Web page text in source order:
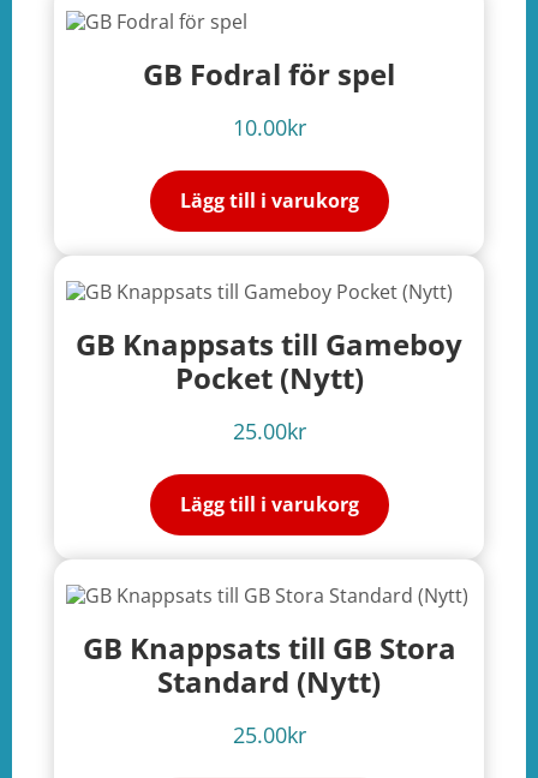
GB Fodral för spel
10.00kr
Lägg till i varukorg
GB Knappsats till Gameboy
Pocket (Nytt)
25.00kr
Lägg till i varukorg
GB Knappsats till GB Stora
Standard (Nytt)
25.00kr